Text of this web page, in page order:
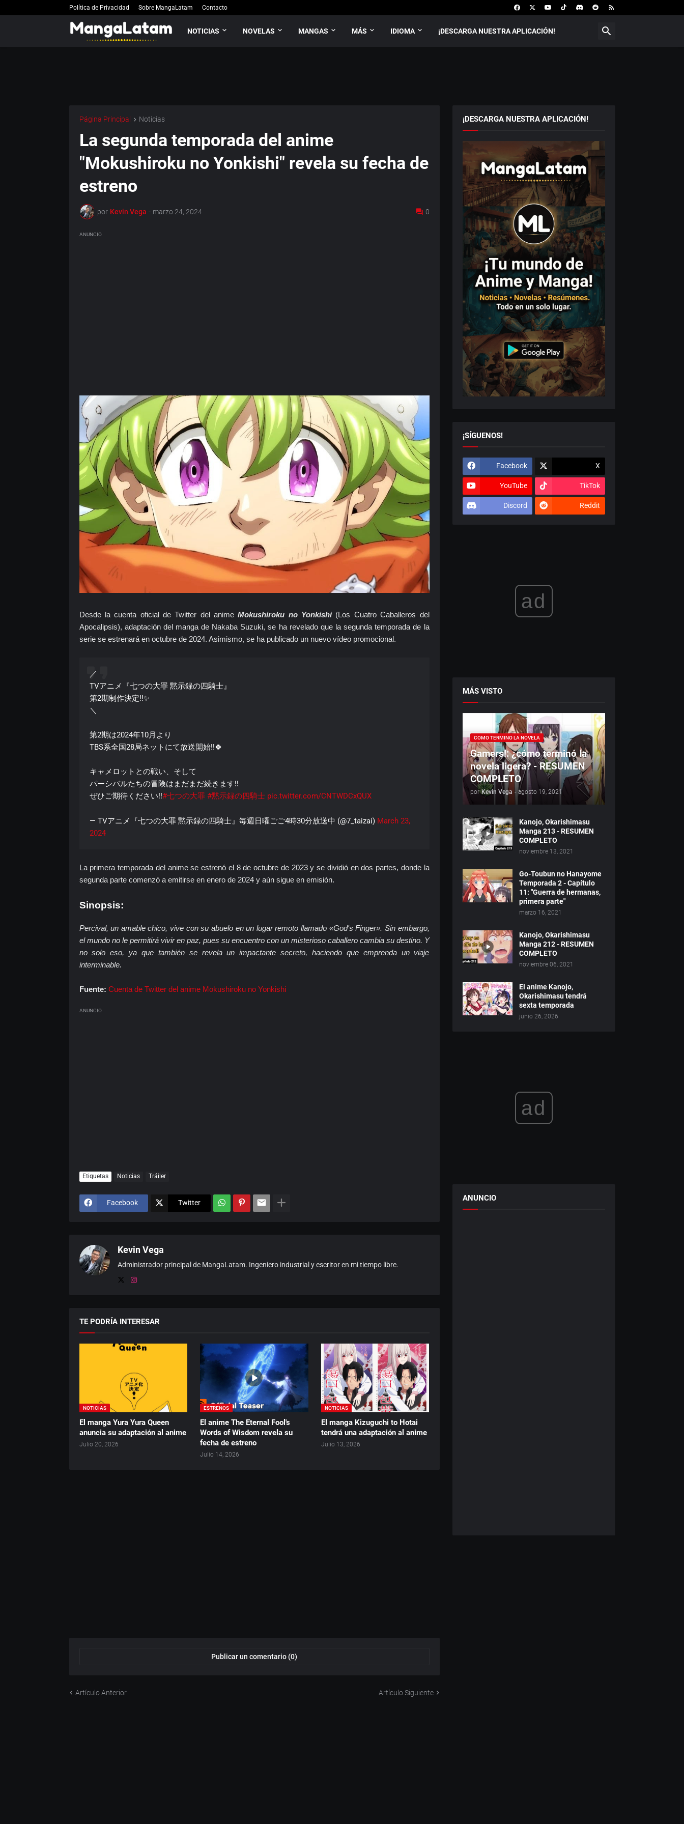
Política de Privacidad Sobre MangaLatam Contacto
NOTICIAS NOVELAS MANGAS MÁS IDIOMA ¡DESCARGA NUESTRA APLICACIÓN!
Página Principal Noticias
La segunda temporada del anime
"Mokushiroku no Yonkishi" revela su fecha de
estreno
por Kevin Vega - marzo 24, 2024 0
ANUNCIO
Desde la cuenta oficial de Twitter del animeMokushiroku no Yonkishi(Los Cuatro Caballeros del
Apocalipsis), adaptación del manga de Nakaba Suzuki, se ha revelado que la segunda temporada de la
serie se estrenará en octubre de 2024. Asimismo, se ha publicado un nuevo vídeo promocional.
／
TVアニメ『七つの大罪 黙示録の四騎士』
第2期制作決定!!✨
＼
第2期は2024年10月より
TBS系全国28局ネットにて放送開始!!🍀
キャメロットとの戦い、そして
パーシバルたちの冒険はまだまだ続きます!!
ぜひご期待ください!!#七つの大罪 #黙示録の四騎士 pic.twitter.com/CNTWDCxQUX
— TVアニメ『七つの大罪 黙示録の四騎士』毎週日曜ごご4時30分放送中 (@7_taizai) March 23,
2024
La primera temporada del anime se estrenó el 8 de octubre de 2023 y se dividió en dos partes, donde la
segunda parte comenzó a emitirse en enero de 2024 y aún sigue en emisión.
Sinopsis:
Percival, un amable chico, vive con su abuelo en un lugar remoto llamado «God's Finger». Sin embargo,
el mundo no le permitirá vivir en paz, pues su encuentro con un misterioso caballero cambia su destino. Y
no solo eso, ya que también se revela un impactante secreto, haciendo que emprenda un viaje
interminable.
Fuente: Cuenta de Twitter del anime Mokushiroku no Yonkishi
ANUNCIO
Etiquetas Noticias Tráiler
Facebook Twitter
Kevin Vega
Administrador principal de MangaLatam. Ingeniero industrial y escritor en mi tiempo libre.
TE PODRÍA INTERESAR
NOTICIAS
El manga Yura Yura Queen
anuncia su adaptación al anime
Julio 20, 2026
ESTRENOS
El anime The Eternal Fool's
Words of Wisdom revela su
fecha de estreno
Julio 14, 2026
NOTICIAS
El manga Kizuguchi to Hotai
tendrá una adaptación al anime
Julio 13, 2026
Publicar un comentario (0)
Artículo Anterior Artículo Siguiente
¡DESCARGA NUESTRA APLICACIÓN!
¡SÍGUENOS!
Facebook X
YouTube TikTok
Discord Reddit
ad
MÁS VISTO
COMO TERMINO LA NOVELA
Gamers!: ¿cómo terminó la
novela ligera? - RESUMEN
COMPLETO
por Kevin Vega - agosto 19, 2021
Kanojo, Okarishimasu
Manga 213 - RESUMEN
COMPLETO
noviembre 13, 2021
Go-Toubun no Hanayome
Temporada 2 - Capítulo
11: "Guerra de hermanas,
primera parte"
marzo 16, 2021
Kanojo, Okarishimasu
Manga 212 - RESUMEN
COMPLETO
noviembre 06, 2021
El anime Kanojo,
Okarishimasu tendrá
sexta temporada
junio 26, 2026
ad
ANUNCIO